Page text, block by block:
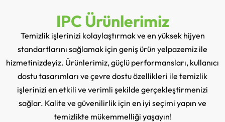
IPC Ürünlerimiz
Temizlik işlerinizi kolaylaştırmak ve en yüksek hijyen
standartlarını sağlamak için geniş ürün yelpazemiz ile
hizmetinizdeyiz. Ürünlerimiz, güçlü performansları, kullanıcı
dostu tasarımları ve çevre dostu özellikleri ile temizlik
işlerinizi en etkili ve verimli şekilde gerçekleştirmenizi
sağlar. Kalite ve güvenilirlik için en iyi seçimi yapın ve
temizlikte mükemmelliği yaşayın!